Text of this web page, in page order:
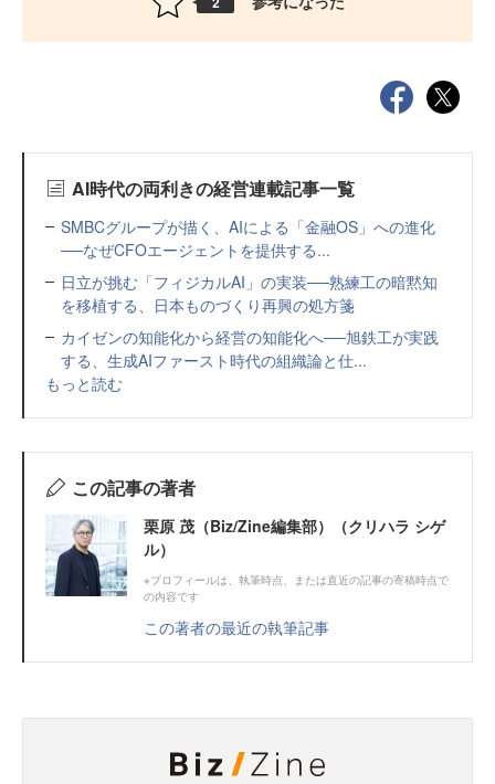
AI時代の両利きの経営連載記事一覧
SMBCグループが描く、AIによる「金融OS」への進化
──なぜCFOエージェントを提供する...
日立が挑む「フィジカルAI」の実装──熟練工の暗黙知
を移植する、日本ものづくり再興の処方箋
カイゼンの知能化から経営の知能化へ──旭鉄工が実践
する、生成AIファースト時代の組織論と仕...
もっと読む
この記事の著者
栗原 茂（Biz/Zine編集部）（クリハラ シゲ
ル）
※プロフィールは、執筆時点、または直近の記事の寄稿時点で
の内容です
この著者の最近の執筆記事